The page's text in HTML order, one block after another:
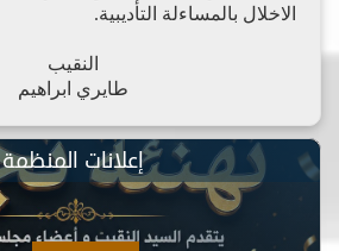
الاخلال بالمساءلة التأديبية.
النقيب
طايري ابراهيم
إعلانات المنظمة